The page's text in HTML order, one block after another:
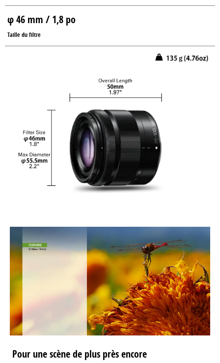
φ 46 mm / 1,8 po
Taille du filtre
Pour une scène de plus près encore